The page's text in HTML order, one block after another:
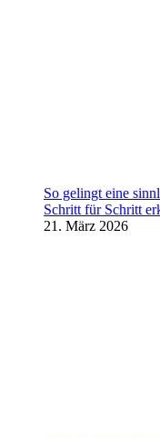
So gelingt eine
Schritt für Schritt
21. März 2026